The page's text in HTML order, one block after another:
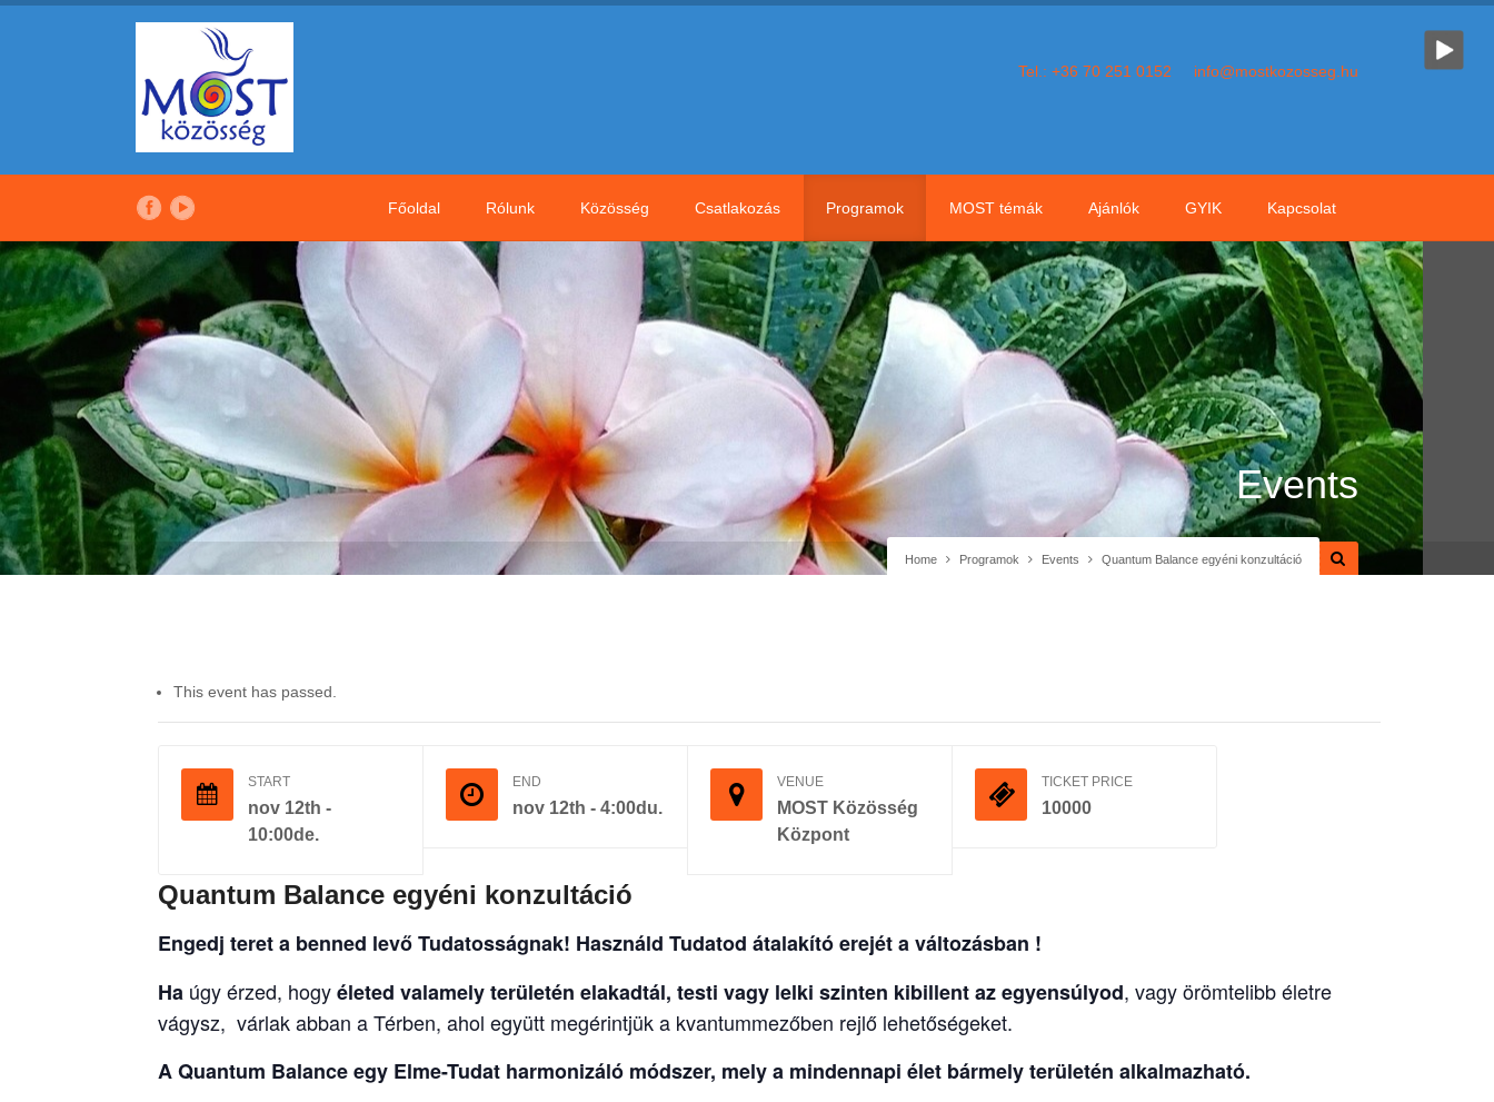
Tel.: +36 70 251 0152 info@mostkozosseg.hu
Főoldal Rólunk Közösség Csatlakozás Programok MOST témák Ajánlók GYIK Kapcsolat
Home Programok Events Quantum Balance egyéni konzultáció
Events
This event has passed.
START
nov 12th -
10:00de.
END
nov 12th - 4:00du.
VENUE
MOST Közösség
Központ
TICKET PRICE
10000
Quantum Balance egyéni konzultáció
Engedj teret a benned levő Tudatosságnak! Használd Tudatod átalakító erejét a változásban !
Ha úgy érzed, hogyéleted valamely területén elakadtál, testi vagy lelki szinten kibillent az egyensúlyod, vagy örömtelibb életre
vágysz, várlak abban a Térben, ahol együtt megérintjük a kvantummezőben rejlő lehetőségeket.
A Quantum Balance egy Elme-Tudat harmonizáló módszer, mely a mindennapi élet bármely területén alkalmazható.